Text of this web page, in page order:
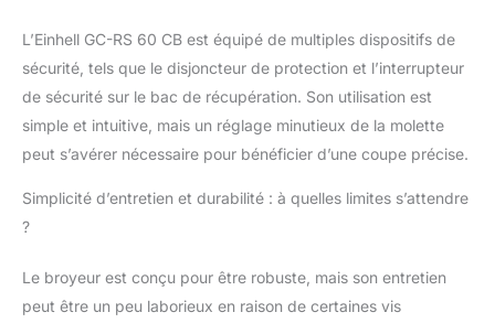
inverseur de rotation
qui permet d'inverser le
sens de rotation du
d'éliminer les
bourrages rapidement
disjoncteur de
contre les surcharges.
Un dispositif anti-
L’Einhell GC-RS 60 CB est équipé de multiples dispositifs de
sécurité, tels que le disjoncteur de protection et l’interrupteur
de sécurité sur le bac de récupération. Son utilisation est
simple et intuitive, mais un réglage minutieux de la molette
peut s’avérer nécessaire pour bénéficier d’une coupe précise.
Simplicité d’entretien et durabilité : à quelles limites s’attendre
?
Le broyeur est conçu pour être robuste, mais son entretien
peut être un peu laborieux en raison de certaines vis